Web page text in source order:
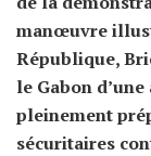
manœuvre
République,
le Gabon
pleinement
sécuritaires